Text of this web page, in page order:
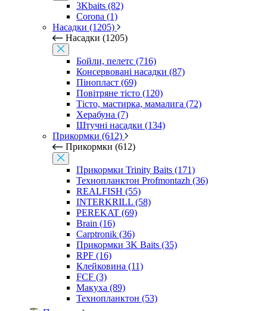
3Kbaits (82)
Corona (1)
Насадки (1205)
Насадки (1205)
Бойли, пелетс (716)
Консервовані насадки (87)
Пінопласт (69)
Повітряне тісто (120)
Тісто, мастирка, мамалига (72)
Херабуна (7)
Штучні насадки (134)
Прикормки (612)
Прикормки (612)
Прикормки Trinity Baits (171)
Технопланктон Profmontazh (36)
REALFISH (55)
INTERKRILL (58)
PEREKAT (69)
Brain (16)
Carptronik (36)
Прикормки 3K Baits (35)
RPF (16)
Клейковина (11)
FCF (3)
Макуха (89)
Технопланктон (53)